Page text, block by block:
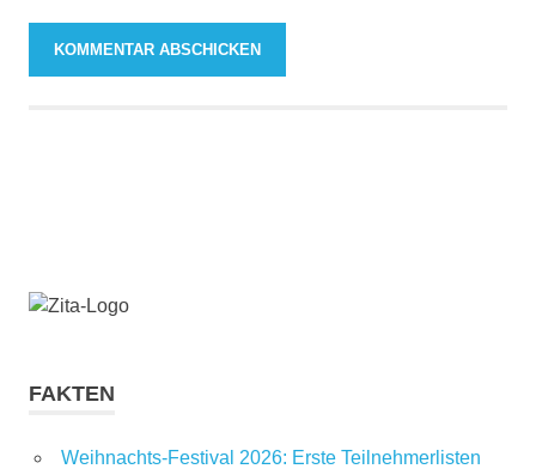
FAKTEN
Weihnachts-Festival 2026: Erste Teilnehmerlisten